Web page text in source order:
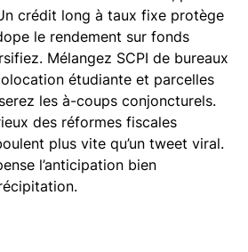
crédit long à taux fixe protège
le rendement sur fonds
Mélangez SCPI de bureaux
étudiante et parcelles
les à-coups conjoncturels.
des réformes fiscales
plus vite qu’un tweet viral.
l’anticipation bien